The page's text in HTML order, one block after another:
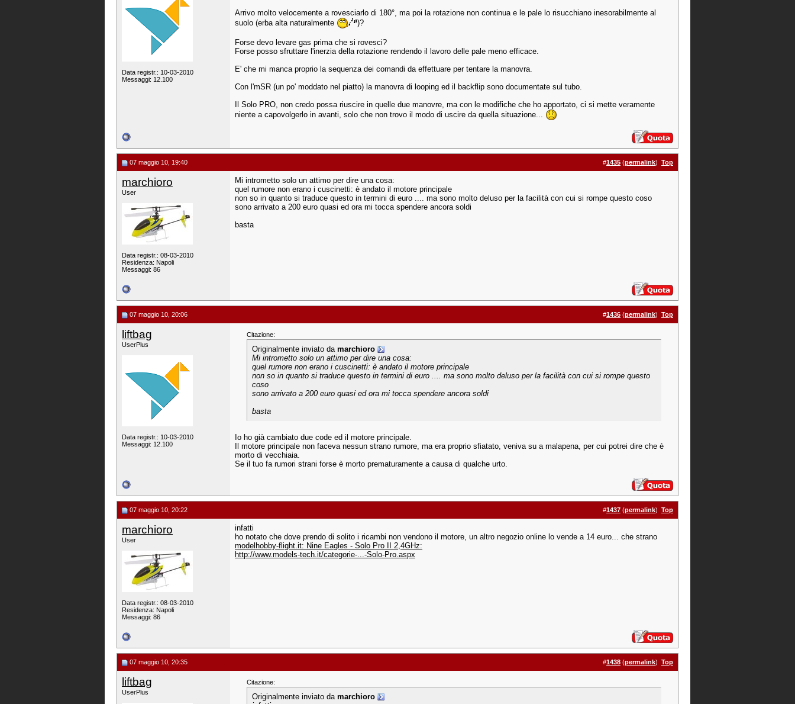
Data registr.: 10-03-2010
Messaggi: 12.100
Arrivo molto velocemente a rovesciarlo di 180°, ma poi la rotazione non continua e le pale lo risucchiano inesorabilmente al
suolo (erba alta naturalmente
)?
Forse devo levare gas prima che si rovesci?
Forse posso sfruttare l'inerzia della rotazione rendendo il lavoro delle pale meno efficace.
E' che mi manca proprio la sequenza dei comandi da effettuare per tentare la manovra.
Con l'mSR (un po' moddato nel piatto) la manovra di looping ed il backflip sono documentate sul tubo.
Il Solo PRO, non credo possa riuscire in quelle due manovre, ma con le modifiche che ho apportato, ci si mette veramente
niente a capovolgerlo in avanti, solo che non trovo il modo di uscire da quella situazione...
07 maggio 10, 19:40 #1435 (permalink) Top
marchioro
User
Data registr.: 08-03-2010
Residenza: Napoli
Messaggi: 86
Mi intrometto solo un attimo per dire una cosa:
quel rumore non erano i cuscinetti: è andato il motore principale
non so in quanto si traduce questo in termini di euro .... ma sono molto deluso per la facilità con cui si rompe questo coso
sono arrivato a 200 euro quasi ed ora mi tocca spendere ancora soldi
basta
07 maggio 10, 20:06 #1436 (permalink) Top
liftbag
UserPlus
Data registr.: 10-03-2010
Messaggi: 12.100
Citazione:
Originalmente inviato da marchioro
Mi intrometto solo un attimo per dire una cosa:
quel rumore non erano i cuscinetti: è andato il motore principale
non so in quanto si traduce questo in termini di euro .... ma sono molto deluso per la facilità con cui si rompe questo
coso
sono arrivato a 200 euro quasi ed ora mi tocca spendere ancora soldi
basta
Io ho già cambiato due code ed il motore principale.
Il motore principale non faceva nessun strano rumore, ma era proprio sfiatato, veniva su a malapena, per cui potrei dire che è
morto di vecchiaia.
Se il tuo fa rumori strani forse è morto prematuramente a causa di qualche urto.
07 maggio 10, 20:22 #1437 (permalink) Top
marchioro
User
Data registr.: 08-03-2010
Residenza: Napoli
Messaggi: 86
infatti
ho notato che dove prendo di solito i ricambi non vendono il motore, un altro negozio online lo vende a 14 euro... che strano
modelhobby-flight.it: Nine Eagles - Solo Pro II 2,4GHz:
http://www.models-tech.it/categorie-...-Solo-Pro.aspx
07 maggio 10, 20:35 #1438 (permalink) Top
liftbag
UserPlus
Citazione:
Originalmente inviato da marchioro